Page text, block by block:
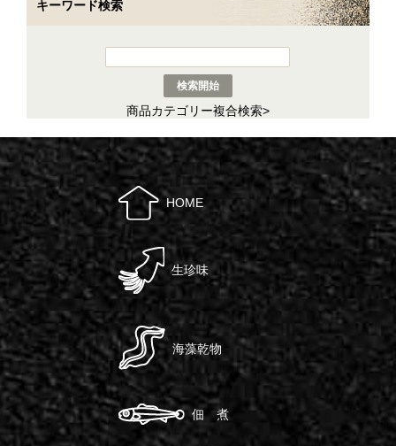
キーワード検索
商品カテゴリー複合検索>
HOME
生珍味
海藻乾物
佃 煮